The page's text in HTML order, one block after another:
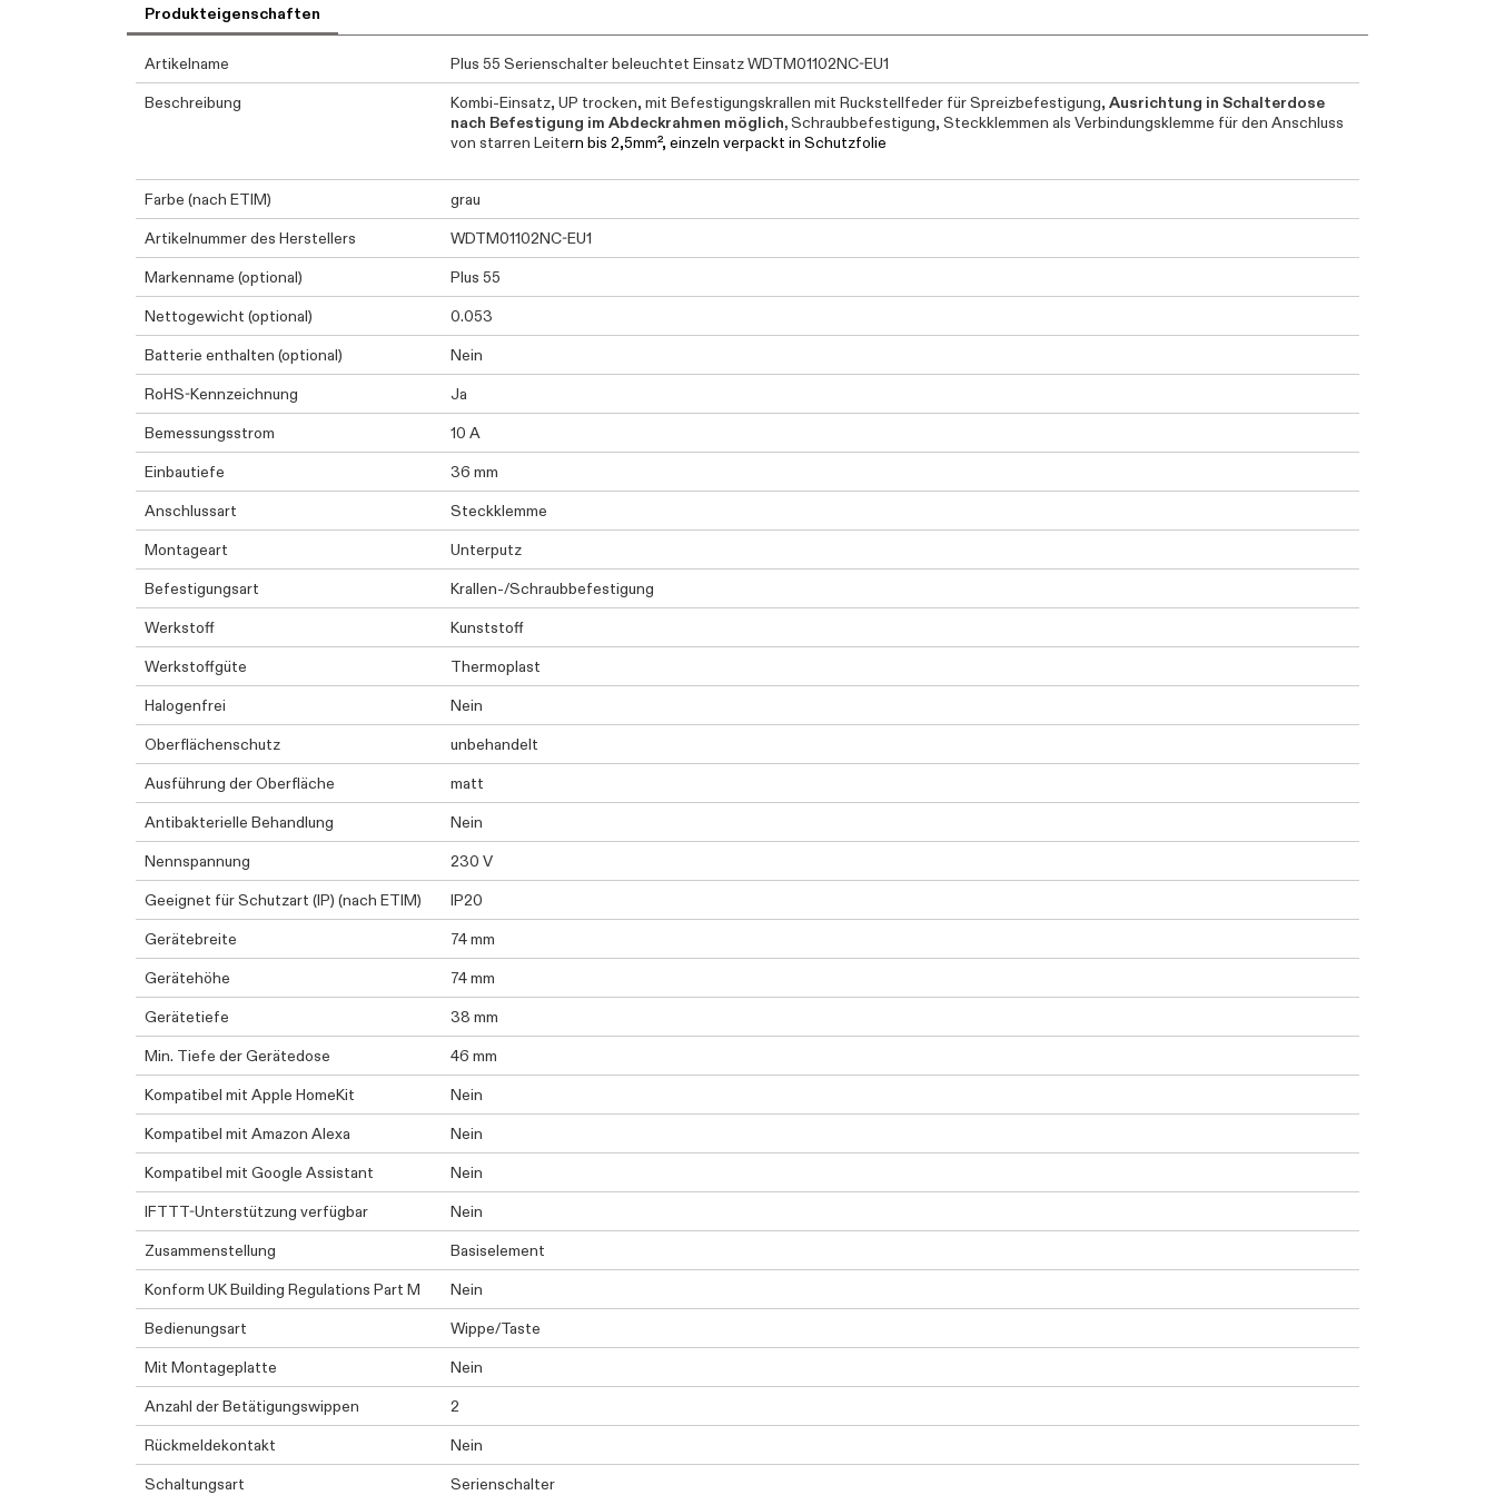
Produkteigenschaften
Artikelname
Plus 55 Serienschalter beleuchtet Einsatz WDTM01102NC-EU1
Beschreibung
Kombi-Einsatz, UP trocken, mit Befestigungskrallen mit Ruckstellfeder für Spreizbefestigung, Ausrichtung in Schalterdose
nach Befestigung im Abdeckrahmen möglich,Schraubbefestigung, Steckklemmen als Verbindungsklemme für den Anschluss
von starren Leitern bis 2,5mm², einzeln verpackt in Schutzfolie
Farbe (nach ETIM)
grau
Artikelnummer des Herstellers
WDTM01102NC-EU1
Markenname (optional)
Plus 55
Nettogewicht (optional)
0.053
Batterie enthalten (optional)
Nein
RoHS-Kennzeichnung
Ja
Bemessungsstrom
10 A
Einbautiefe
36 mm
Anschlussart
Steckklemme
Montageart
Unterputz
Befestigungsart
Krallen-/Schraubbefestigung
Werkstoff
Kunststoff
Werkstoffgüte
Thermoplast
Halogenfrei
Nein
Oberflächenschutz
unbehandelt
Ausführung der Oberfläche
matt
Antibakterielle Behandlung
Nein
Nennspannung
230 V
Geeignet für Schutzart (IP) (nach ETIM)
IP20
Gerätebreite
74 mm
Gerätehöhe
74 mm
Gerätetiefe
38 mm
Min. Tiefe der Gerätedose
46 mm
Kompatibel mit Apple HomeKit
Nein
Kompatibel mit Amazon Alexa
Nein
Kompatibel mit Google Assistant
Nein
IFTTT-Unterstützung verfügbar
Nein
Zusammenstellung
Basiselement
Konform UK Building Regulations Part M
Nein
Bedienungsart
Wippe/Taste
Mit Montageplatte
Nein
Anzahl der Betätigungswippen
2
Rückmeldekontakt
Nein
Schaltungsart
Serienschalter